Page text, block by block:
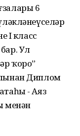
6
I класс
Ул
ҡоро”
Диплом
- Аяз
менән